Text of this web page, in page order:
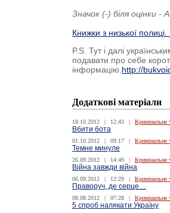
Значок (-) біля оцінки
Книжки з низької
P.S. Тут і далі
подавати про себе
інформацію. http://
Додаткові матеріали
18.10.2012 | 12:43 | Кримінальне
Вбити бота
01.10.2012 | 09:17 | Кримінальне
Темне минуле
26.09.2012 | 14:49 | Кримінальне
Війна завжди війна
06.09.2012 | 12:29 | Кримінальне
Праворуч, де серце…
08.08.2012 | 07:28 | Кримінальне
5 cпроб налякати Україну